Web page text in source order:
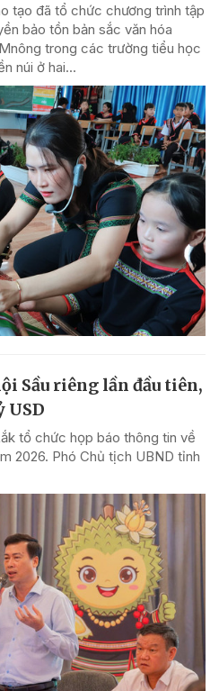
tạo đã tổ chức chương trình tập
bảo tồn bản sắc văn hóa
trong các trường tiểu học
núi ở hai...
Sầu riêng lần đầu tiên,
USD
tổ chức họp báo thông tin về
2026. Phó Chủ tịch UBND tỉnh